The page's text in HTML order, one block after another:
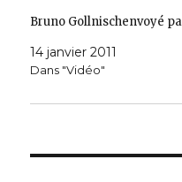
Bruno Gollnischenvoyé
14 janvier 2011
Dans "Vidéo"